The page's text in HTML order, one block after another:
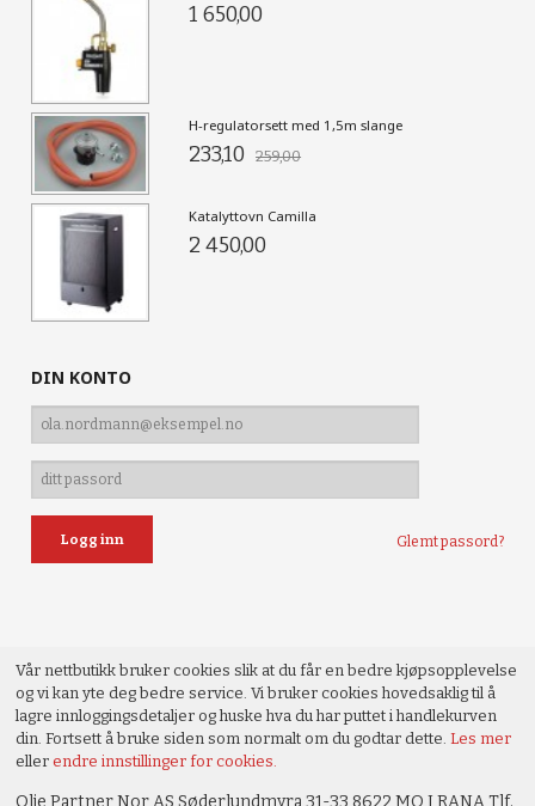
1 650,00
H-regulatorsett med 1,5m slange
233,10 259,00
Katalyttovn Camilla
2 450,00
DIN KONTO
Glemt passord?
Vår nettbutikk bruker cookies slik at du får en bedre kjøpsopplevelse
og vi kan yte deg bedre service. Vi bruker cookies hovedsaklig til å
lagre innloggingsdetaljer og huske hva du har puttet i handlekurven
din. Fortsett å bruke siden som normalt om du godtar dette.Les mer
ellerendre innstillinger for cookies.
Olje Partner Nor AS Søderlundmyra 31-33 8622 MO I RANA Tlf.